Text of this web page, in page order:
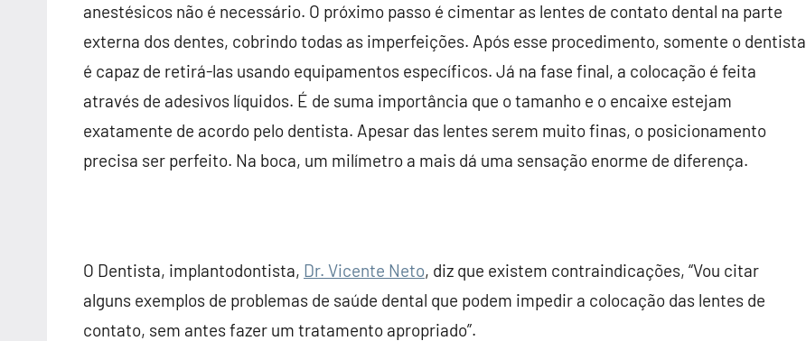
anestésicos não é necessário. O próximo passo é cimentar as lentes de contato dental na parte
externa dos dentes, cobrindo todas as imperfeições. Após esse procedimento, somente o dentista
é capaz de retirá-las usando equipamentos específicos. Já na fase final, a colocação é feita
através de adesivos líquidos. É de suma importância que o tamanho e o encaixe estejam
exatamente de acordo pelo dentista. Apesar das lentes serem muito finas, o posicionamento
precisa ser perfeito. Na boca, um milímetro a mais dá uma sensação enorme de diferença.
O Dentista, implantodontista, Dr. Vicente Neto, diz que existem contraindicações, “Vou citar
alguns exemplos de problemas de saúde dental que podem impedir a colocação das lentes de
contato, sem antes fazer um tratamento apropriado”.